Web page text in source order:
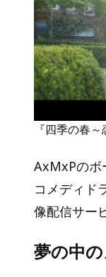
『四季の春
AxMxPのボ
コメディド
像配信サー
夢の中